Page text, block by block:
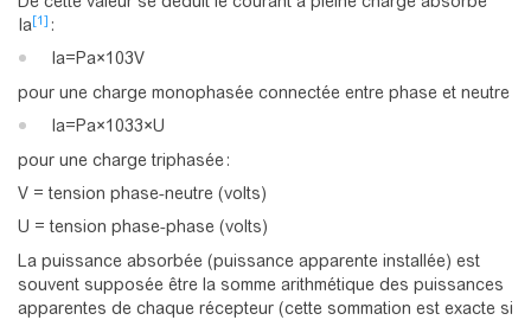
Ia[1] :
Ia=Pa×103V
pour une charge monophasée connectée entre phase et neutre
Ia=Pa×1033×U
pour une charge triphasée :
V = tension phase-neutre (volts)
U = tension phase-phase (volts)
La puissance absorbée (puissance apparente installée) est
souvent supposée être la somme arithmétique des puissances
apparentes de chaque récepteur (cette sommation est exacte si